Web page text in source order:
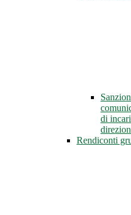
di
Rendiconti